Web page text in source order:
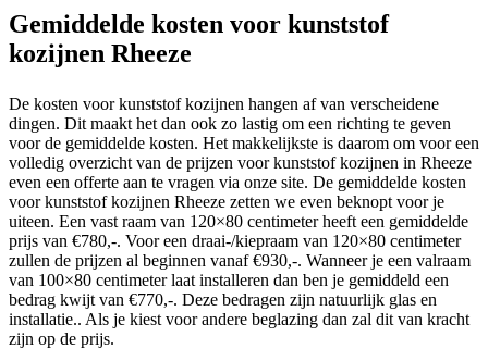
Gemiddelde kosten voor kunststof
kozijnen Rheeze
De kosten voor kunststof kozijnen hangen af van verscheidene
dingen. Dit maakt het dan ook zo lastig om een richting te geven
voor de gemiddelde kosten. Het makkelijkste is daarom om voor een
volledig overzicht van de prijzen voor kunststof kozijnen in Rheeze
even een offerte aan te vragen via onze site. De gemiddelde kosten
voor kunststof kozijnen Rheeze zetten we even beknopt voor je
uiteen. Een vast raam van 120×80 centimeter heeft een gemiddelde
prijs van €780,-. Voor een draai-/kiepraam van 120×80 centimeter
zullen de prijzen al beginnen vanaf €930,-. Wanneer je een valraam
van 100×80 centimeter laat installeren dan ben je gemiddeld een
bedrag kwijt van €770,-. Deze bedragen zijn natuurlijk glas en
installatie.. Als je kiest voor andere beglazing dan zal dit van kracht
zijn op de prijs.